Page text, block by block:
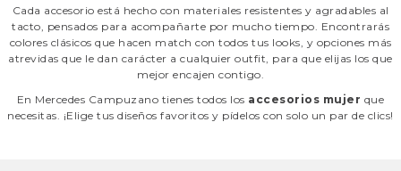
Cada accesorio está hecho con materiales resistentes y agradables al
tacto, pensados para acompañarte por mucho tiempo. Encontrarás
colores clásicos que hacen match con todos tus looks, y opciones más
atrevidas que le dan carácter a cualquier outfit, para que elijas los que
mejor encajen contigo.
En Mercedes Campuzano tienes todos los accesorios mujer que
necesitas. ¡Elige tus diseños favoritos y pídelos con solo un par de clics!